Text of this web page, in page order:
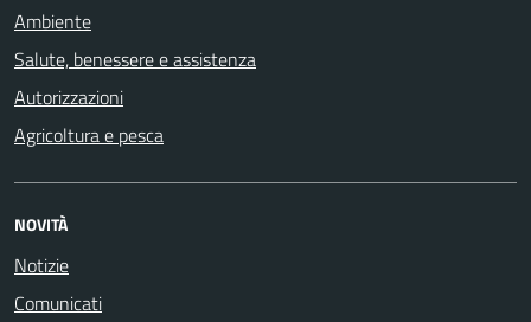
Ambiente
Salute, benessere e assistenza
Autorizzazioni
Agricoltura e pesca
NOVITÀ
Notizie
Comunicati